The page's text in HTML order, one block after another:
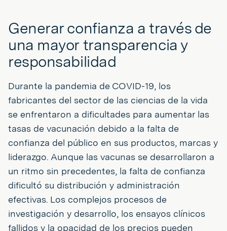
Generar confianza a través de
una mayor transparencia y
responsabilidad
Durante la pandemia de COVID-19, los
fabricantes del sector de las ciencias de la vida
se enfrentaron a dificultades para aumentar las
tasas de vacunación debido a la falta de
confianza del público en sus productos, marcas y
liderazgo. Aunque las vacunas se desarrollaron a
un ritmo sin precedentes, la falta de confianza
dificultó su distribución y administración
efectivas. Los complejos procesos de
investigación y desarrollo, los ensayos clínicos
fallidos y la opacidad de los precios pueden